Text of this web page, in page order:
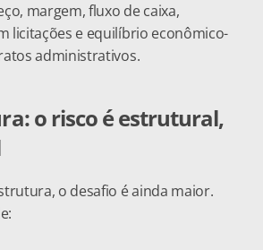
margem, fluxo de caixa,
licitações e equilíbrio econômico-
administrativos.
o risco é estrutural,
o desafio é ainda maior.